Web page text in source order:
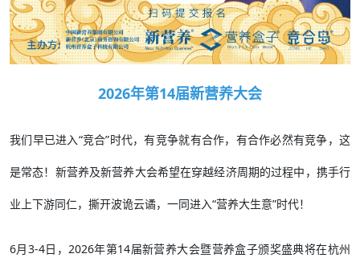
2026年第14届新营养大会
我们早已进入“竞合”时代，有竞争就有合作，有合作必然有竞争，这
是常态！新营养及新营养大会希望在穿越经济周期的过程中，携手行
业上下游同仁，撕开波诡云谲，一同进入“营养大生意”时代！
6月3-4日，2026年第14届新营养大会暨营养盒子颁奖盛典将在杭州